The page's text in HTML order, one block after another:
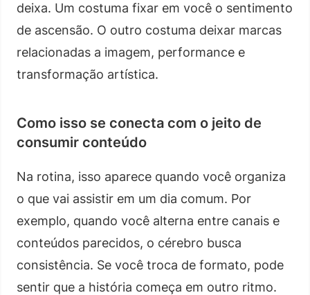
deixa. Um costuma fixar em você o sentimento
de ascensão. O outro costuma deixar marcas
relacionadas a imagem, performance e
transformação artística.
Como isso se conecta com o jeito de
consumir conteúdo
Na rotina, isso aparece quando você organiza
o que vai assistir em um dia comum. Por
exemplo, quando você alterna entre canais e
conteúdos parecidos, o cérebro busca
consistência. Se você troca de formato, pode
sentir que a história começa em outro ritmo.